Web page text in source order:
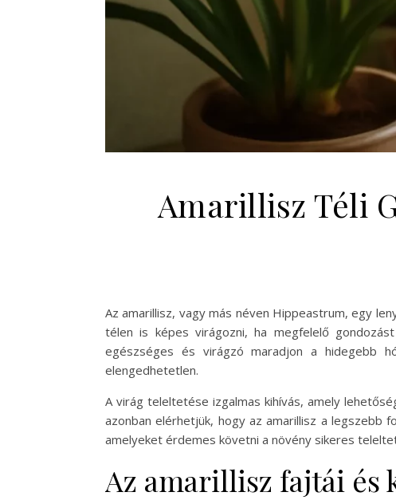
Amarillisz Téli
Az amarillisz, vagy más néven Hippeastrum, egy
télen is képes virágozni, ha megfelelő
egészséges és virágzó maradjon a hidegebb
elengedhetetlen.
A virág teleltetése izgalmas kihívás, amely
azonban elérhetjük, hogy az amarillisz a legszebb
amelyeket érdemes követni a növény sikeres
Az amarillisz fajtái és